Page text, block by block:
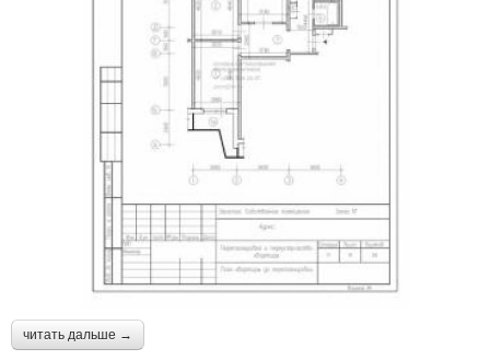
читать дальше →